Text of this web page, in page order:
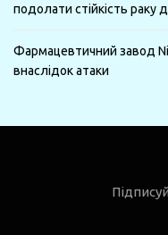
подолати стійкість раку
Фармацевтичний завод
внаслідок атаки